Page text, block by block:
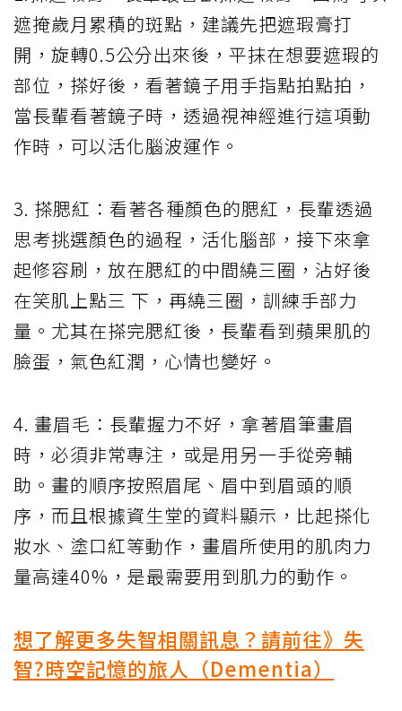
遮掩歲月累積的斑點，建議先把遮瑕膏打
開，旋轉0.5公分出來後，平抹在想要遮瑕的
部位，搽好後，看著鏡子用手指點拍點拍，
當長輩看著鏡子時，透過視神經進行這項動
作時，可以活化腦波運作。
3. 搽腮紅：看著各種顏色的腮紅，長輩透過
思考挑選顏色的過程，活化腦部，接下來拿
起修容刷，放在腮紅的中間繞三圈，沾好後
在笑肌上點三 下，再繞三圈，訓練手部力
量。尤其在搽完腮紅後，長輩看到蘋果肌的
臉蛋，氣色紅潤，心情也變好。
4. 畫眉毛：長輩握力不好，拿著眉筆畫眉
時，必須非常專注，或是用另一手從旁輔
助。畫的順序按照眉尾、眉中到眉頭的順
序，而且根據資生堂的資料顯示，比起搽化
妝水、塗口紅等動作，畫眉所使用的肌肉力
量高達40%，是最需要用到肌力的動作。
想了解更多失智相關訊息？請前往》失
智?時空記憶的旅人（Dementia）